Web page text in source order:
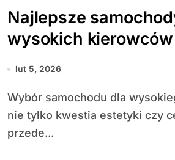
Najlepsze
wysokich kierowców
lut 5, 2026
Wybór samochodu dla wysokiego kierowcy to
nie tylko kwestia estetyki czy
przede...